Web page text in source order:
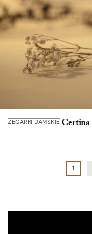
ZEGARKI DAMSKIECertina
1